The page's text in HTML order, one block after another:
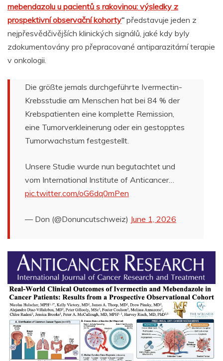
mebendazolu u pacientů s rakovinou: výsledky z
prospektivní observační kohorty“ představuje jeden z
nejpřesvědčivějších klinických signálů, jaké kdy byly
zdokumentovány pro přepracované antiparazitární terapie
v onkologii.
Die größte jemals durchgeführte Ivermectin-
Krebsstudie am Menschen hat bei 84 % der
Krebspatienten eine komplette Remission,
eine Tumorverkleinerung oder ein gestopptes
Tumorwachstum festgestellt.
Unsere Studie wurde nun begutachtet und
vom International Institute of Anticancer…
pic.twitter.com/oG6dq0mPen
— Don (@Donuncutschweiz) June 1, 2026